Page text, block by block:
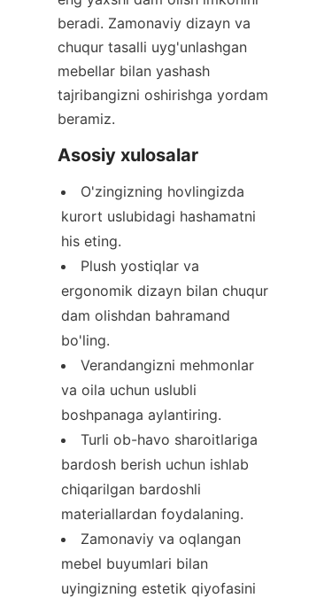
beradi. Zamonaviy dizayn va
chuqur tasalli uyg'unlashgan
mebellar bilan yashash
tajribangizni oshirishga yordam
beramiz.
Asosiy xulosalar
O'zingizning hovlingizda
kurort uslubidagi hashamatni
his eting.
Plush yostiqlar va
ergonomik dizayn bilan chuqur
dam olishdan bahramand
bo'ling.
Verandangizni mehmonlar
va oila uchun uslubli
boshpanaga aylantiring.
Turli ob-havo sharoitlariga
bardosh berish uchun ishlab
chiqarilgan bardoshli
materiallardan foydalaning.
Zamonaviy va oqlangan
mebel buyumlari bilan
uyingizning estetik qiyofasini